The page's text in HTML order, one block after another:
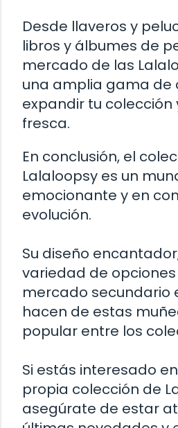
Desde llaveros y
libros y álbumes de
mercado de las
una amplia gama de
expandir tu
fresca.
En conclusión, el
Lalaloopsy es un
emocionante y en
evolución.
Su diseño
variedad de
mercado secundario
hacen de estas
popular entre los
Si estás interesado
propia colección de
asegúrate de estar